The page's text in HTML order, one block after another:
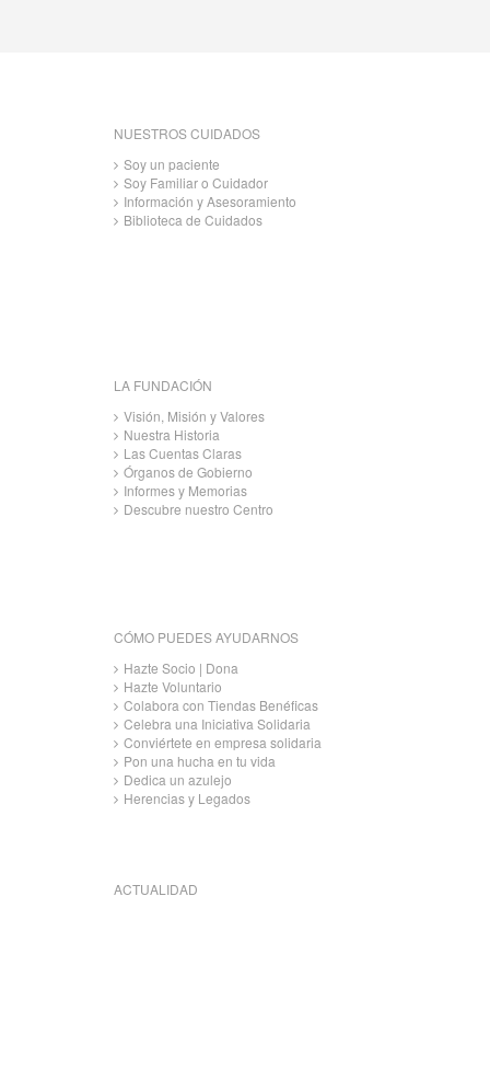
NUESTROS CUIDADOS
Soy un paciente
Soy Familiar o Cuidador
Información y Asesoramiento
Biblioteca de Cuidados
LA FUNDACIÓN
Visión, Misión y Valores
Nuestra Historia
Las Cuentas Claras
Órganos de Gobierno
Informes y Memorias
Descubre nuestro Centro
CÓMO PUEDES AYUDARNOS
Hazte Socio | Dona
Hazte Voluntario
Colabora con Tiendas Benéficas
Celebra una Iniciativa Solidaria
Conviértete en empresa solidaria
Pon una hucha en tu vida
Dedica un azulejo
Herencias y Legados
ACTUALIDAD